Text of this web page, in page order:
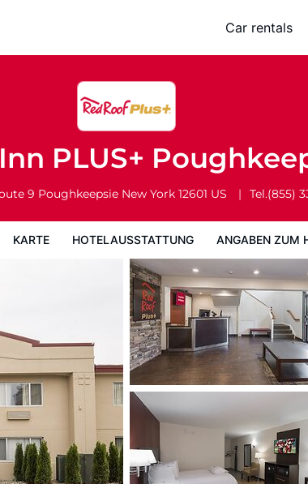
Car rentals
PLUS+
9 Poughkeepsie New York 12601 US Tel.(855)
KARTE HOTELAUSSTATTUNG ANGABEN ZUM
Hotelrichtlinien